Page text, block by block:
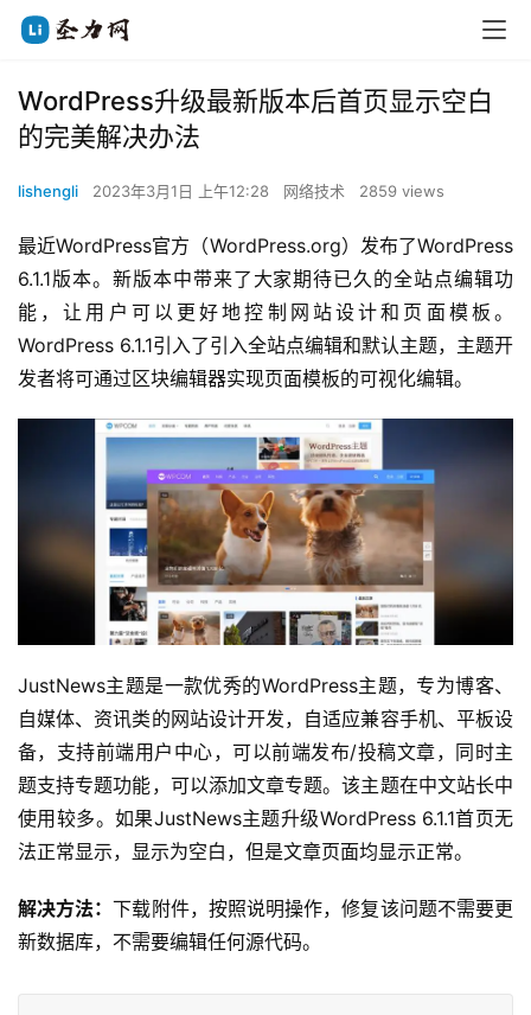
WordPress升级最新版本后首页显示空白
的完美解决办法
lishengli 2023年3月1日 上午12:28 网络技术 2859 views
最近WordPress官方（WordPress.org）发布了WordPress
6.1.1版本。新版本中带来了大家期待已久的全站点编辑功
能，让用户可以更好地控制网站设计和页面模板。
WordPress 6.1.1引入了引入全站点编辑和默认主题，主题开
发者将可通过区块编辑器实现页面模板的可视化编辑。
JustNews主题是一款优秀的WordPress主题，专为博客、
自媒体、资讯类的网站设计开发，自适应兼容手机、平板设
备，支持前端用户中心，可以前端发布/投稿文章，同时主
题支持专题功能，可以添加文章专题。该主题在中文站长中
使用较多。如果JustNews主题升级WordPress 6.1.1首页无
法正常显示，显示为空白，但是文章页面均显示正常。
解决方法：下载附件，按照说明操作，修复该问题不需要更
新数据库，不需要编辑任何源代码。